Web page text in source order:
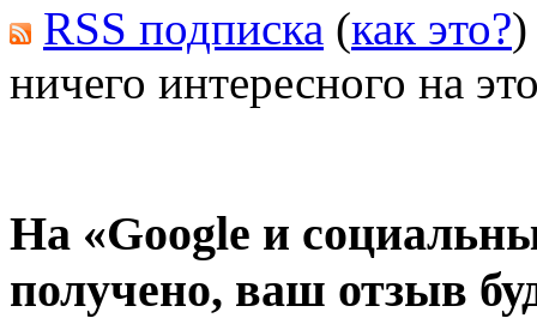
RSS подписка (как это?)
ничего интересного на
На «Google и
получено, ваш отзыв